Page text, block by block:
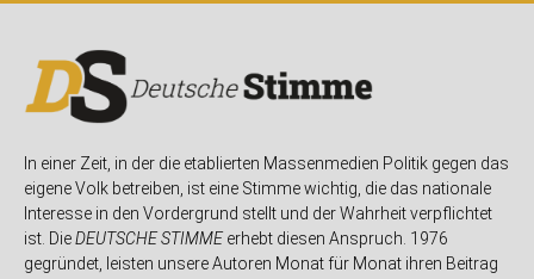
In einer Zeit, in der die etablierten Massenmedien Politik gegen das
eigene Volk betreiben, ist eine Stimme wichtig, die das nationale
Interesse in den Vordergrund stellt und der Wahrheit verpflichtet
ist. DieDEUTSCHE STIMMEerhebt diesen Anspruch. 1976
gegründet, leisten unsere Autoren Monat für Monat ihren Beitrag